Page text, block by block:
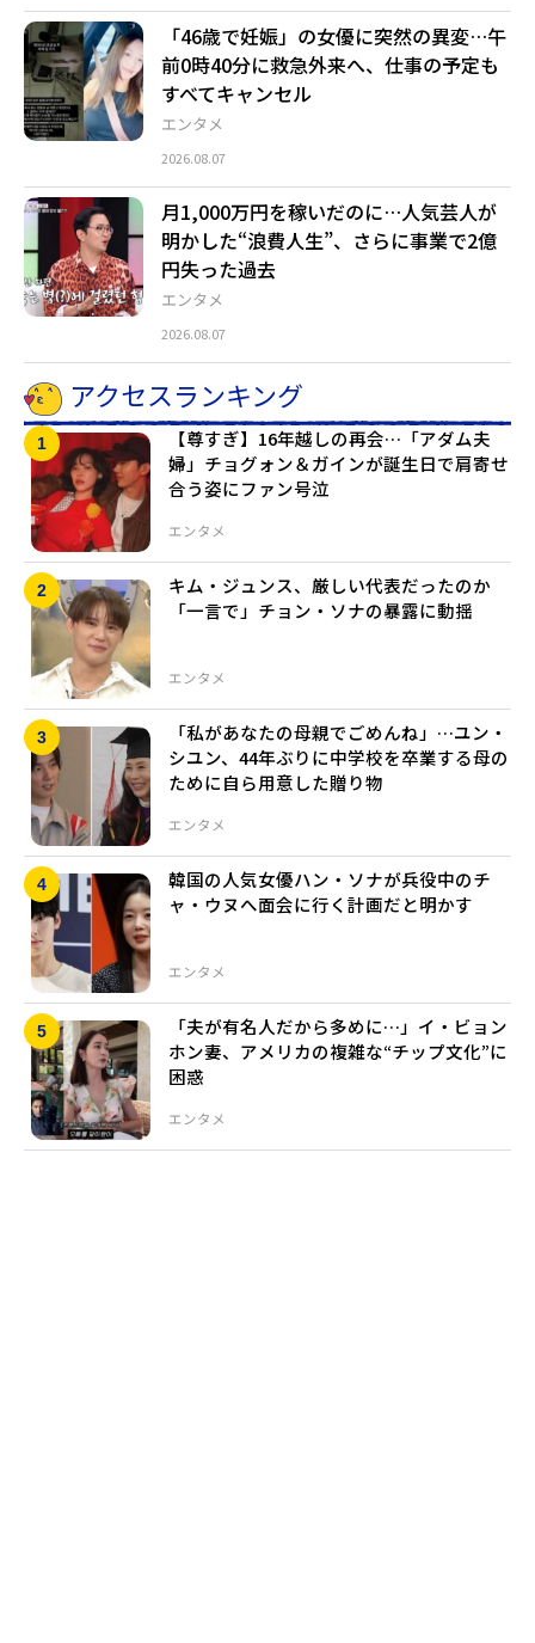
エンタメ
「46歳で妊娠」の女優に突然の異変…午
前0時40分に救急外来へ、仕事の予定も
すべてキャンセル
2026.08.07
エンタメ
月1,000万円を稼いだのに…人気芸人が
明かした“浪費人生”、さらに事業で2億
円失った過去
2026.08.07
アクセスランキング
エンタメ
【尊すぎ】16年越しの再会…「アダム夫
婦」チョグォン＆ガインが誕生日で肩寄せ
合う姿にファン号泣
エンタメ
キム・ジュンス、厳しい代表だったのか
「一言で」チョン・ソナの暴露に動揺
エンタメ
「私があなたの母親でごめんね」…ユン・
シユン、44年ぶりに中学校を卒業する母の
ために自ら用意した贈り物
エンタメ
韓国の人気女優ハン・ソナが兵役中のチ
ャ・ウヌへ面会に行く計画だと明かす
エンタメ
「夫が有名人だから多めに…」イ・ビョン
ホン妻、アメリカの複雑な“チップ文化”に
困惑